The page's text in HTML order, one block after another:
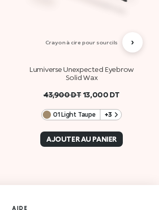
Crayon à cire pour sourcils
Lumiverse Unexpected Eyebrow
Solid Wax
43,900DT 13,000 DT
01 Light Taupe +3
AJOUTER AU PANIER
›
AIDE